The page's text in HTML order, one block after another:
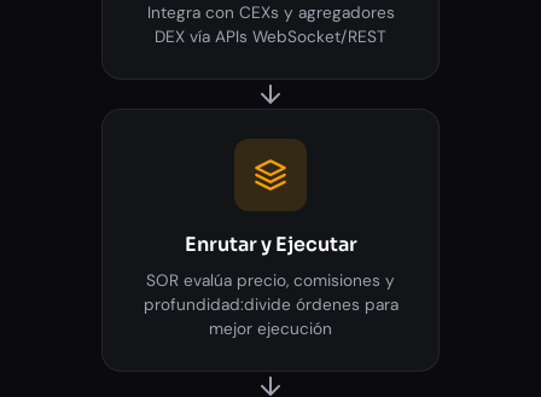
Integra con CEXs y agregadores
DEX vía APIs WebSocket/REST
Enrutar y Ejecutar
SOR evalúa precio, comisiones y
profundidad:divide órdenes para
mejor ejecución